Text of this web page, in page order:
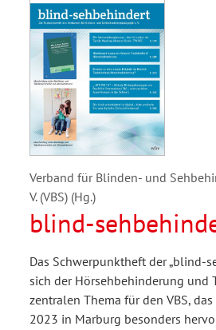
Verband für Blinden- und
V. (VBS) (Hg.)
blind-
Das Schwerpunktheft der „blind-
sich der Hörsehbehinderung und
zentralen Thema für den VBS,
2023 in Marburg besonders